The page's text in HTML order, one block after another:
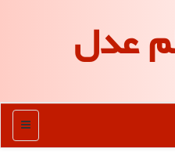
عدل
منو